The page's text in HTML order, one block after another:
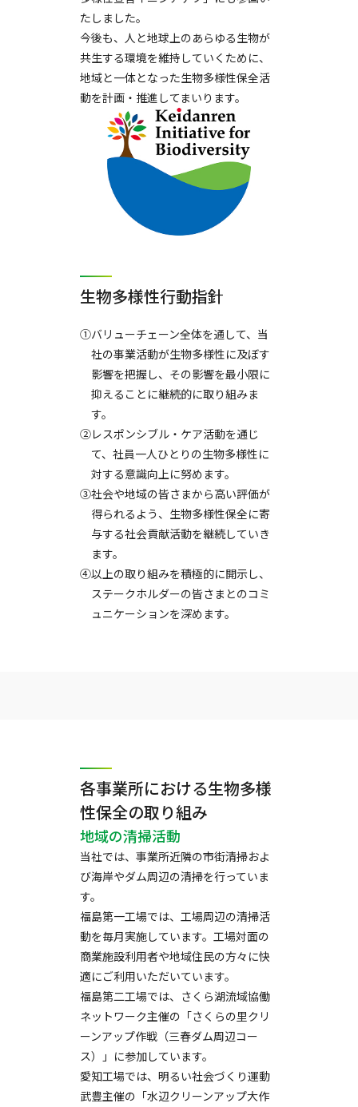
たしました。
今後も、人と地球上のあらゆる生物が
共生する環境を維持していくために、
地域と一体となった生物多様性保全活
動を計画・推進してまいります。
生物多様性行動指針
①バリューチェーン全体を通して、当
社の事業活動が生物多様性に及ぼす
影響を把握し、その影響を最小限に
抑えることに継続的に取り組みま
す。
②レスポンシブル・ケア活動を通じ
て、社員一人ひとりの生物多様性に
対する意識向上に努めます。
③社会や地域の皆さまから高い評価が
得られるよう、生物多様性保全に寄
与する社会貢献活動を継続していき
ます。
④以上の取り組みを積極的に開示し、
ステークホルダーの皆さまとのコミ
ュニケーションを深めます。
各事業所における生物多様
性保全の取り組み
地域の清掃活動
当社では、事業所近隣の市街清掃およ
び海岸やダム周辺の清掃を行っていま
す。
福島第一工場では、工場周辺の清掃活
動を毎月実施しています。工場対面の
商業施設利用者や地域住民の方々に快
適にご利用いただいています。
福島第二工場では、さくら湖流域協働
ネットワーク主催の「さくらの里クリ
ーンアップ作戦（三春ダム周辺コー
ス）」に参加しています。
愛知工場では、明るい社会づくり運動
武豊主催の「水辺クリーンアップ大作